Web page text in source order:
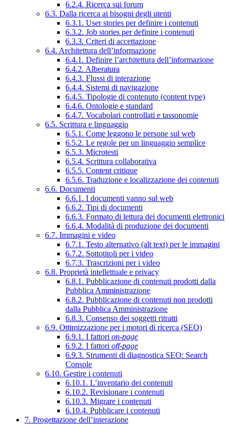
6.2.4. Ricerca sui forum
6.3. Dalla ricerca ai bisogni degli utenti
6.3.1. User stories per definire i contenuti
6.3.2. Job stories per definire i contenuti
6.3.3. Criteri di accettazione
6.4. Architettura dell’informazione
6.4.1. Definire l’architettura dell’informazione
6.4.2. Alberatura
6.4.3. Flussi di interazione
6.4.4. Sistemi di navigazione
6.4.5. Tipologie di contenuto (content type)
6.4.6. Ontologie e standard
6.4.7. Vocabolari controllati e tassonomie
6.5. Scrittura e linguaggio
6.5.1. Come leggono le persone sul web
6.5.2. Le regole per un linguaggio semplice
6.5.3. Microtesti
6.5.4. Scrittura collaborativa
6.5.5. Content critique
6.5.6. Traduzione e localizzazione dei contenuti
6.6. Documenti
6.6.1. I documenti vanno sul web
6.6.2. Tipi di documenti
6.6.3. Formato di lettura dei documenti elettronici
6.6.4. Modalità di produzione dei documenti
6.7. Immagini e video
6.7.1. Testo alternativo (alt text) per le immagini
6.7.2. Sottotitoli per i video
6.7.3. Trascrizioni per i video
6.8. Proprietà intellettuale e privacy
6.8.1. Pubblicazione di contenuti prodotti dalla
Pubblica Amministrazione
6.8.2. Pubblicazione di contenuti non prodotti
dalla Pubblica Amministrazione
6.8.3. Consenso dei soggetti ritratti
6.9. Ottimizzazione per i motori di ricerca (SEO)
6.9.1. I fattori on-page
6.9.2. I fattori off-page
6.9.3. Strumenti di diagnostica SEO: Search
Console
6.10. Gestire i contenuti
6.10.1. L’inventario dei contenuti
6.10.2. Revisionare i contenuti
6.10.3. Migrare i contenuti
6.10.4. Pubblicare i contenuti
7. Progettazione dell’interazione